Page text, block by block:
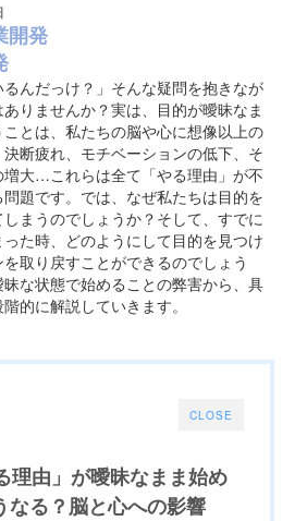
開発
るんだっけ？」そんな疑問を抱きなが
りませんか？実は、目的が曖昧なま
とは、私たちの脳や心に想像以上の
断疲れ、モチベーションの低下、そ
増大…これらは全て「やる理由」が不
題です。では、なぜ私たちは目的を
まうのでしょうか？そして、すでに
た時、どのようにして目的を見つけ
取り戻すことができるのでしょう
な状態で始めることの弊害から、具
的に解説していきます。
CLOSE
理由」が曖昧なまま始め
なる？脳と心への影響